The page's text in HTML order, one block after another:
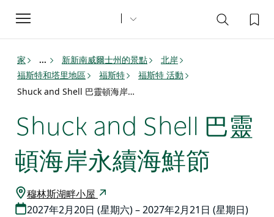
Toggle
navigation
家 ... 新新南威爾士州的景點
北岸
福斯特和塔里地區
福斯特
福斯特 活動
Shuck and Shell 巴靈頓海岸永續海鮮節
Shuck and Shell 巴靈
頓海岸永續海鮮節
穆林斯湖畔小屋
2027年2月20日 (星期六) – 2027年2月21日 (星期日)